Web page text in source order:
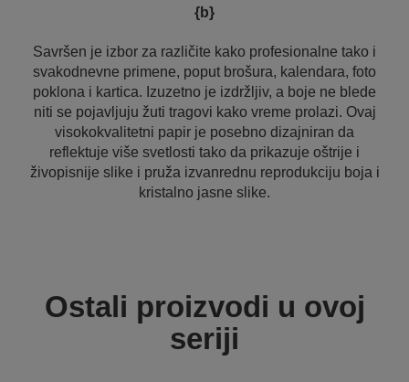
{b}
Savršen je izbor za različite kako profesionalne tako i
svakodnevne primene, poput brošura, kalendara, foto
poklona i kartica. Izuzetno je izdržljiv, a boje ne blede
niti se pojavljuju žuti tragovi kako vreme prolazi. Ovaj
visokokvalitetni papir je posebno dizajniran da
reflektuje više svetlosti tako da prikazuje oštrije i
živopisnije slike i pruža izvanrednu reprodukciju boja i
kristalno jasne slike.
Ostali proizvodi u ovoj
seriji